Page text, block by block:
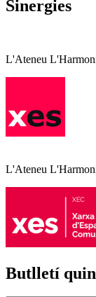
Sinergies
L'Ateneu
L'Ateneu
Butlletí